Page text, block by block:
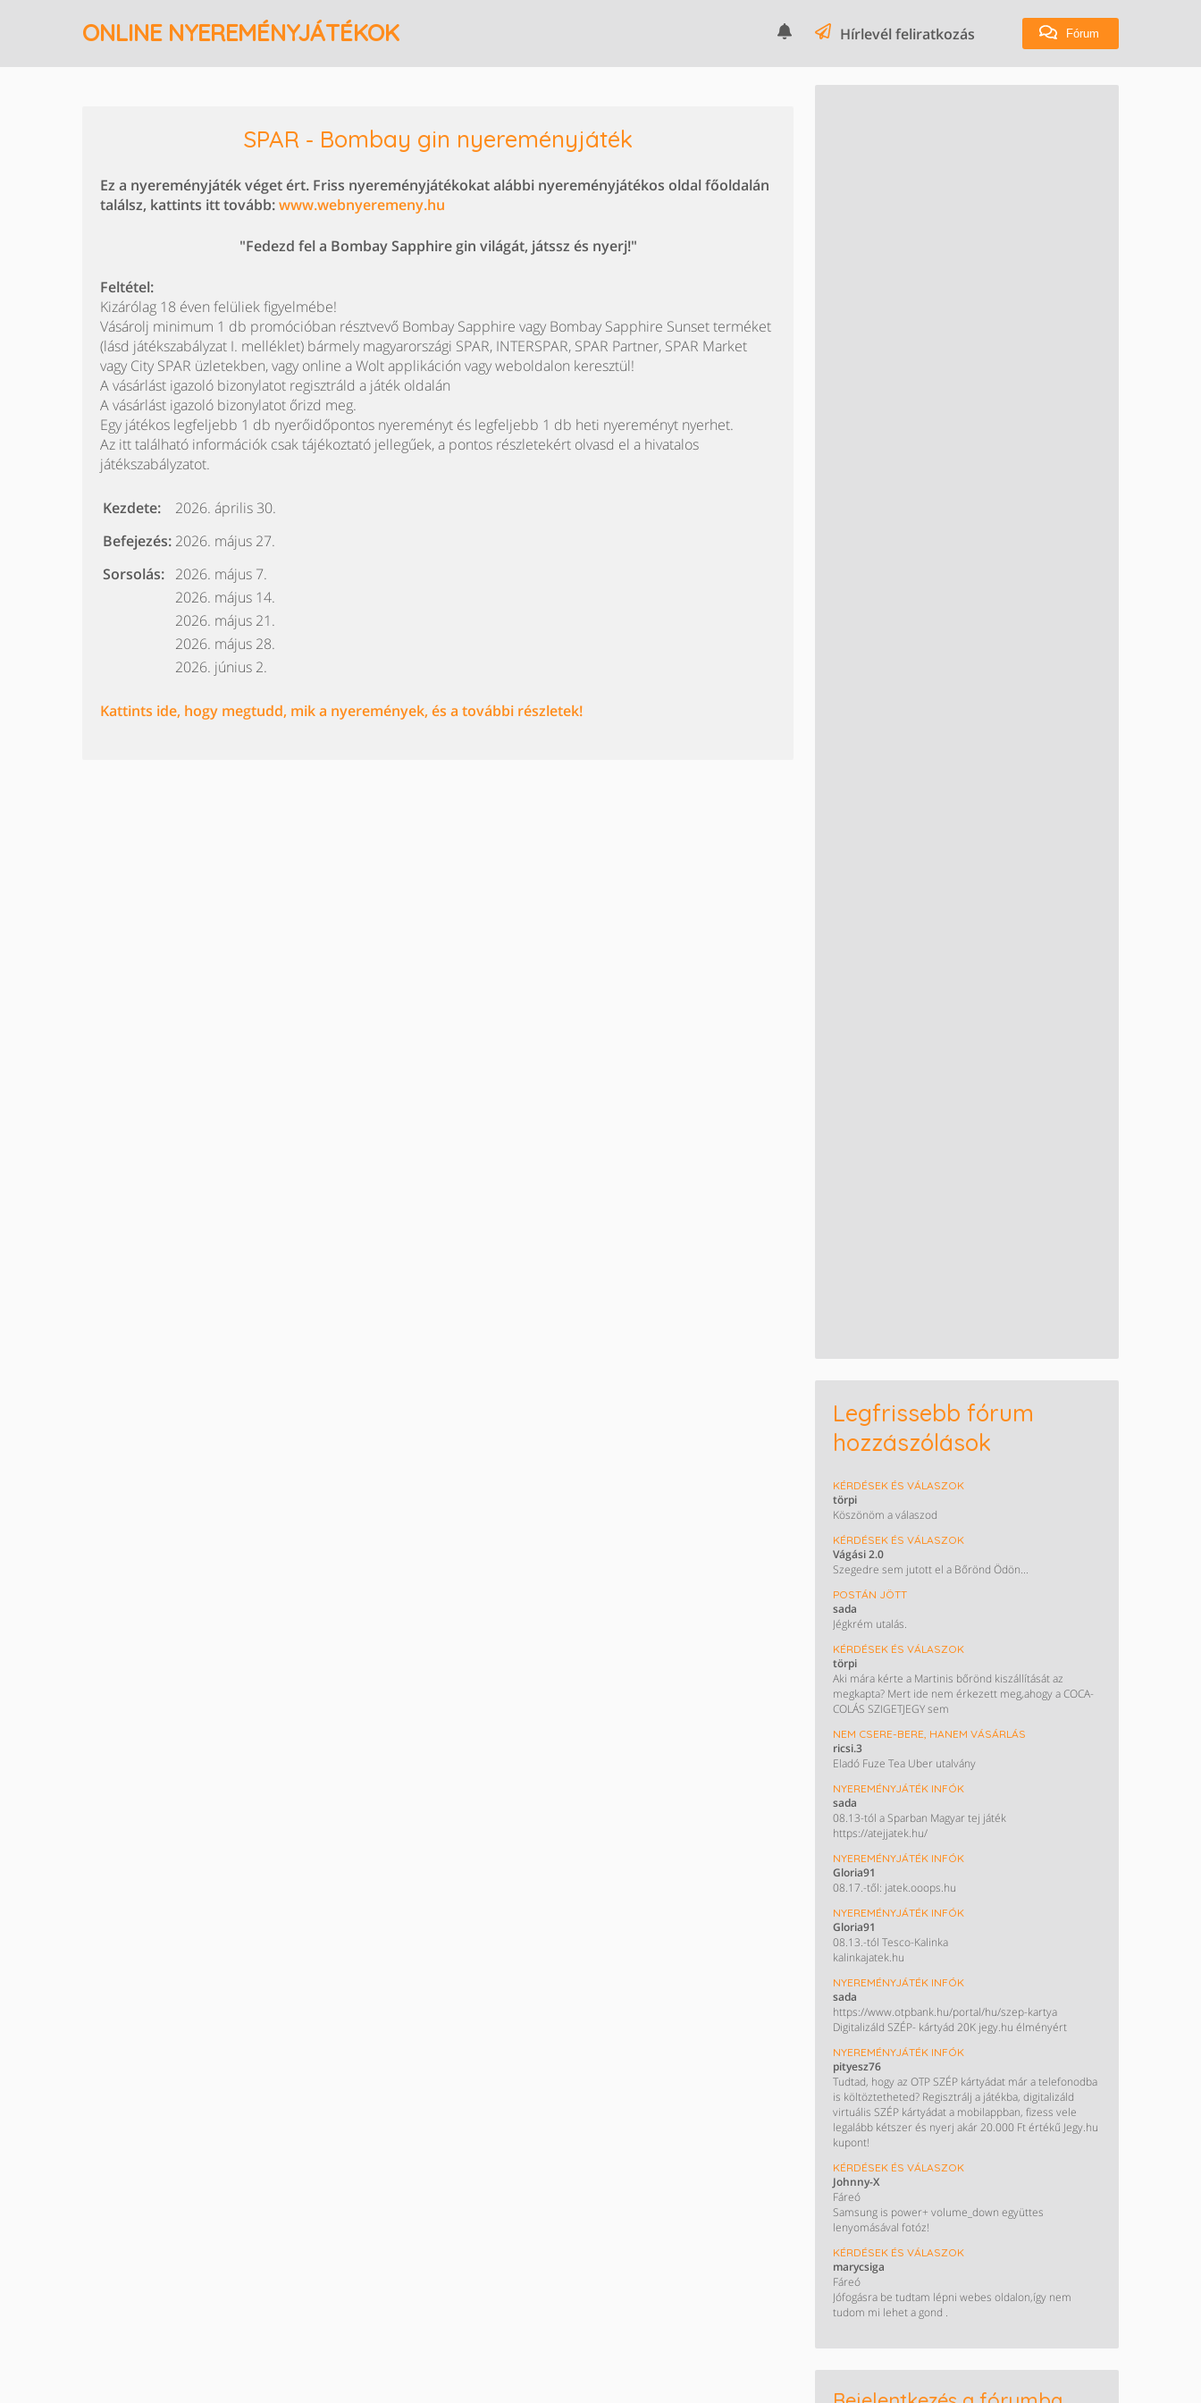
ONLINE NYEREMÉNYJÁTÉKOK Hírlevél feliratkozás Fórum
SPAR - Bombay gin nyereményjáték
Ez a nyereményjáték véget ért. Friss nyereményjátékokat alábbi nyereményjátékos oldal főoldalán
találsz, kattints itt tovább:www.webnyeremeny.hu
"Fedezd fel a Bombay Sapphire gin világát, játssz és nyerj!"
Feltétel:
Kizárólag 18 éven felüliek figyelmébe!
Vásárolj minimum 1 db promócióban résztvevő Bombay Sapphire vagy Bombay Sapphire Sunset terméket
(lásd játékszabályzat I. melléklet) bármely magyarországi SPAR, INTERSPAR, SPAR Partner, SPAR Market
vagy City SPAR üzletekben, vagy online a Wolt applikáción vagy weboldalon keresztül!
A vásárlást igazoló bizonylatot regisztráld a játék oldalán
A vásárlást igazoló bizonylatot őrizd meg.
Egy játékos legfeljebb 1 db nyerőidőpontos nyereményt és legfeljebb 1 db heti nyereményt nyerhet.
Az itt található információk csak tájékoztató jellegűek, a pontos részletekért olvasd el a hivatalos
játékszabályzatot.
Kezdete:
2026. április 30.
Befejezés: 2026. május 27.
Sorsolás: 2026. május 7.
2026. május 14.
2026. május 21.
2026. május 28.
2026. június 2.
Kattints ide, hogy megtudd, mik a nyeremények, és a további részletek!
Legfrissebb fórum
hozzászólások
KÉRDÉSEK ÉS VÁLASZOK
törpi
Köszönöm a válaszod
KÉRDÉSEK ÉS VÁLASZOK
Vágási 2.0
Szegedre sem jutott el a Bőrönd Ödön...
POSTÁN JÖTT
sada
Jégkrém utalás.
KÉRDÉSEK ÉS VÁLASZOK
törpi
Aki mára kérte a Martinis bőrönd kiszállítását az
megkapta? Mert ide nem érkezett meg,ahogy a COCA-
COLÁS SZIGETJEGY sem
NEM CSERE-BERE, HANEM VÁSÁRLÁS
ricsi.3
Eladó Fuze Tea Uber utalvány
NYEREMÉNYJÁTÉK INFÓK
sada
08.13-tól a Sparban Magyar tej játék
https://atejjatek.hu/
NYEREMÉNYJÁTÉK INFÓK
Gloria91
08.17.-től: jatek.ooops.hu
NYEREMÉNYJÁTÉK INFÓK
Gloria91
08.13.-tól Tesco-Kalinka
kalinkajatek.hu
NYEREMÉNYJÁTÉK INFÓK
sada
https://www.otpbank.hu/portal/hu/szep-kartya
Digitalizáld SZÉP- kártyád 20K jegy.hu élményért
NYEREMÉNYJÁTÉK INFÓK
pityesz76
Tudtad, hogy az OTP SZÉP kártyádat már a telefonodba
is költöztetheted? Regisztrálj a játékba, digitalizáld
virtuális SZÉP kártyádat a mobilappban, fizess vele
legalább kétszer és nyerj akár 20.000 Ft értékű Jegy.hu
kupont!
KÉRDÉSEK ÉS VÁLASZOK
Johnny-X
Fáreó
Samsung is power+ volume_down együttes
lenyomásával fotóz!
KÉRDÉSEK ÉS VÁLASZOK
marycsiga
Fáreó
Jófogásra be tudtam lépni webes oldalon,így nem
tudom mi lehet a gond .